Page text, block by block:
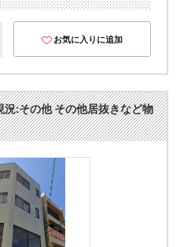
お気に入りに追加
況:その他 その他居抜きなど物